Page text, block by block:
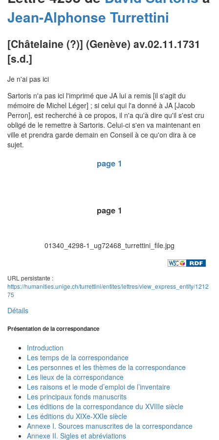
Jean-Alphonse Turrettini
[Châtelaine (?)] (Genève) av.02.11.1731
[s.d.]
Je n'ai pas ici
Sartoris n'a pas ici l'imprimé que JA lui a remis [il s'agit du
mémoire de Michel Léger] ; si celui qui l'a donné à JA [Jacob
Perron], est recherché à ce propos, il n'a qu'à dire qu'il s'est cru
obligé de le remettre à Sartoris. Celui-ci s'en va maintenant en
ville et prendra garde demain en Conseil à ce qu'on dira à ce
sujet.
page 1
page 1
01340_4298-1_ug72468_turrettini_file.jpg
URL persistante :
https://humanities.unige.ch/turrettini/entites/lettres/view_express_entity/1212
75
Détails
Présentation de la correspondance
Introduction
Les temps de la correspondance
Les personnes et les thèmes de la correspondance
Les lieux de la correspondance
Les raisons et le mode d’emploi de l’inventaire
Les principaux fonds manuscrits
Les éditions de la correspondance du XVIIIe siècle
Les éditions du XIXe-XXIe siècle
Annexe I. Sources manuscrites de la correspondance
Annexe II. Sigles et abréviations